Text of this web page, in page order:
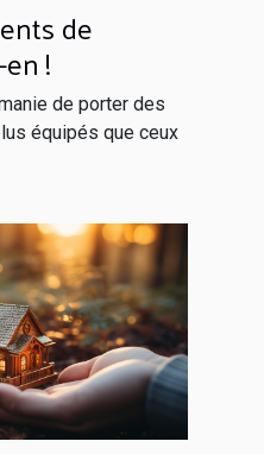
de
!
de porter des
équipés que ceux